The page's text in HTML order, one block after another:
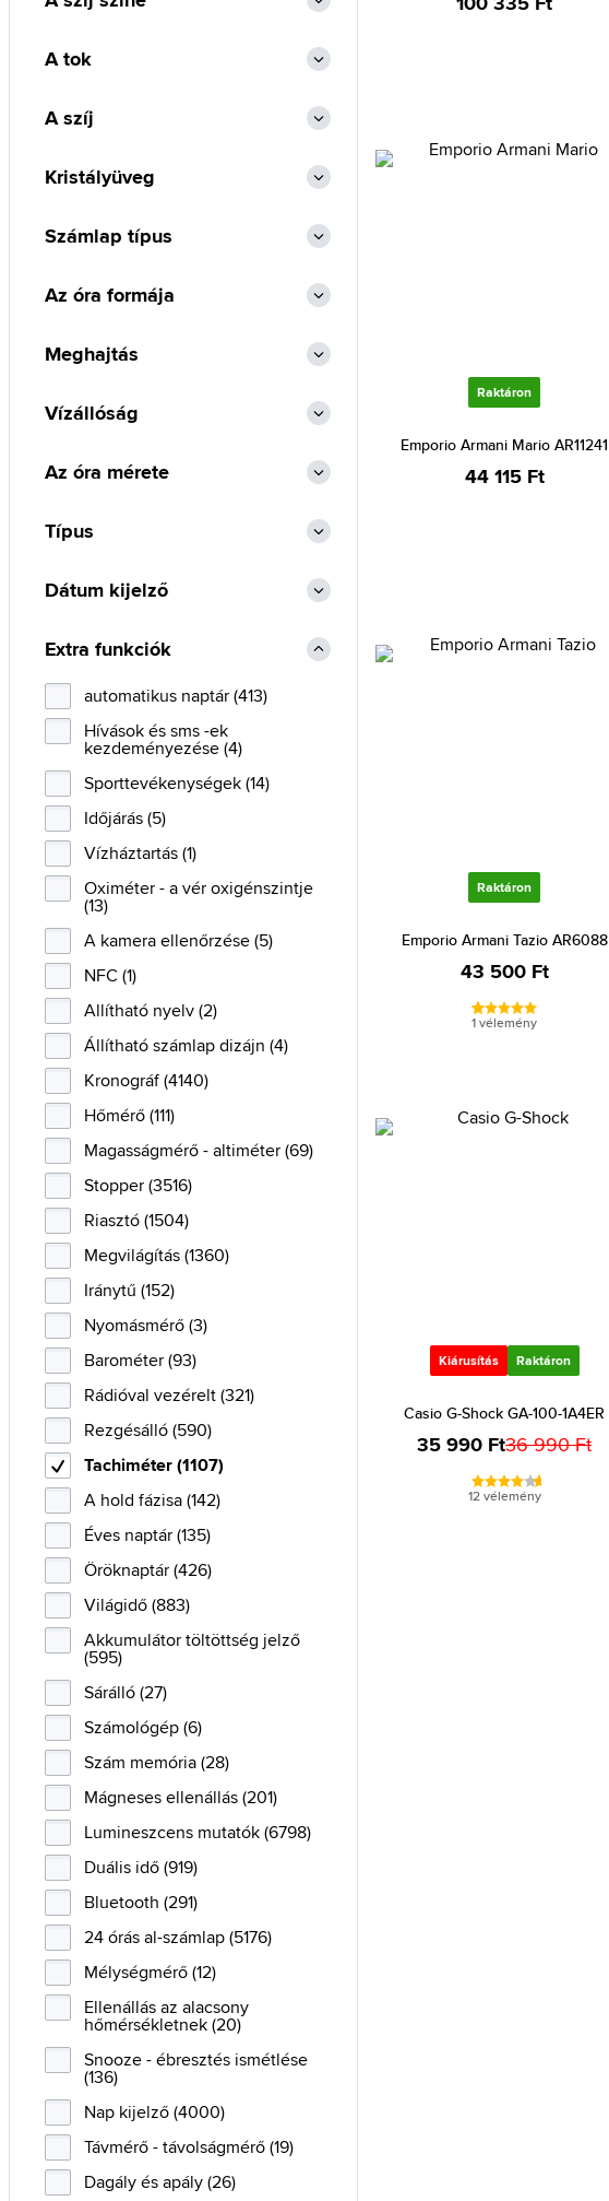
Raktáron
Emporio Armani Mario AR11241
44 115 Ft
Raktáron
Emporio Armani Tazio AR6088
43 500 Ft
1 vélemény
Kiárusítás Raktáron
Casio G-Shock GA-100-1A4ER
35 990 Ft36 990 Ft
12 vélemény
Lorus (28)
Lumir (5)
Michael Kors (1)
Nautica (5)
Philipp Plein (2)
S.Oliver (1)
Seiko (61)
Swatch (8)
Swiss Alpine Military (24)
Swiss Military (5)
Swiss Military by Chrono (9)
Swiss Military Hanowa (17)
Timberland (20)
Timex (40)
Tissot (29)
Tommy Hilfiger (66)
Victorinox (18)
Vostok Europe (5)
Zeppelin (53)
A tok
A szíj
Kristályüveg
Számlap típus
Az óra formája
Meghajtás
Vízállóság
Az óra mérete
Típus
Dátum kijelző
Extra funkciók
automatikus naptár (413)
Hívások és sms -ek
kezdeményezése (4)
Sporttevékenységek (14)
Időjárás (5)
Vízháztartás (1)
Oximéter - a vér oxigénszintje
(13)
A kamera ellenőrzése (5)
NFC (1)
Allítható nyelv (2)
Állítható számlap dizájn (4)
Kronográf (4140)
Hőmérő (111)
Magasságmérő - altiméter (69)
Stopper (3516)
Riasztó (1504)
Megvilágítás (1360)
Iránytű (152)
Nyomásmérő (3)
Barométer (93)
Rádióval vezérelt (321)
Rezgésálló (590)
Tachiméter (1107)
A hold fázisa (142)
Éves naptár (135)
Öröknaptár (426)
Világidő (883)
Akkumulátor töltöttség jelző
(595)
Sárálló (27)
Számológép (6)
Szám memória (28)
Mágneses ellenállás (201)
Lumineszcens mutatók (6798)
Duális idő (919)
Bluetooth (291)
24 órás al-számlap (5176)
Mélységmérő (12)
Ellenállás az alacsony
hőmérsékletnek (20)
Snooze - ébresztés ismétlése
(136)
Nap kijelző (4000)
Távmérő - távolságmérő (19)
Dagály és apály (26)